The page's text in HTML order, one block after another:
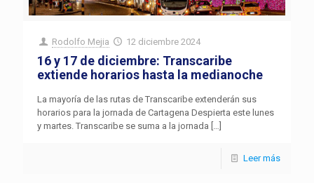
Rodolfo Mejia 12 diciembre 2024
16 y 17 de diciembre: Transcaribe
extiende horarios hasta la medianoche
La mayoría de las rutas de Transcaribe extenderán sus
horarios para la jornada de Cartagena Despierta este lunes
y martes. Transcaribe se suma a la jornada
Leer más